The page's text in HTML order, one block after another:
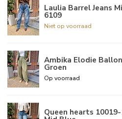
Laulia Barrel Jeans
6109
Niet op voorraad
Ambika Elodie
Groen
Op voorraad
Queen hearts